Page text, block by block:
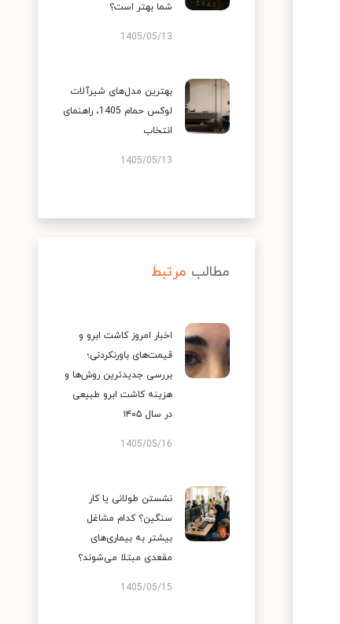
شما بهتر است؟
1405/05/13
بهترین مدل‌های شیرآلات
لوکس حمام 1405، راهنمای
انتخاب
1405/05/13
مطالب مرتبط
اخبار امروز کاشت ابرو و
قیمت‌های باورنکردنی؛
بررسی جدیدترین روش‌ها و
هزینه کاشت ابرو طبیعی
در سال ۱۴۰۵
1405/05/16
نشستن طولانی یا کار
سنگین؟ کدام مشاغل
بیشتر به بیماری‌های
مقعدی مبتلا می‌شوند؟
1405/05/15